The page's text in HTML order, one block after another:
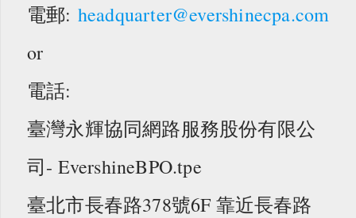
電郵: headquarter@evershinecpa.com
or
電話:
臺灣永輝協同網路服務股份有限公
司- EvershineBPO.tpe
臺北市長春路378號6F 靠近長春路